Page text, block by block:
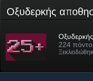
Οξυδερκής
224